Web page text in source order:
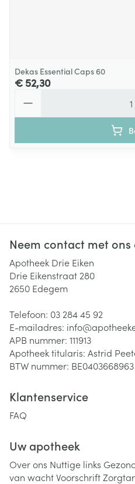
Dekas Essential Caps 60
€ 52,30
Neem contact met ons
Apotheek Drie Eiken
Drie Eikenstraat 280
2650 Edegem
Telefoon: 03 284 45 92
E-mailadres: info@
APB nummer: 111913
Apotheek titularis: Astrid
BTW nummer: BE0403668963
Klantenservice
FAQ
Uw apotheek
Over ons Nuttige links
van wachtVoorschrift